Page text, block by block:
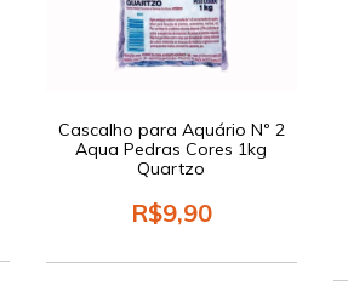
Cascalho para Aquário Nº 2
Aqua Pedras Cores 1kg
Quartzo
R$9,90